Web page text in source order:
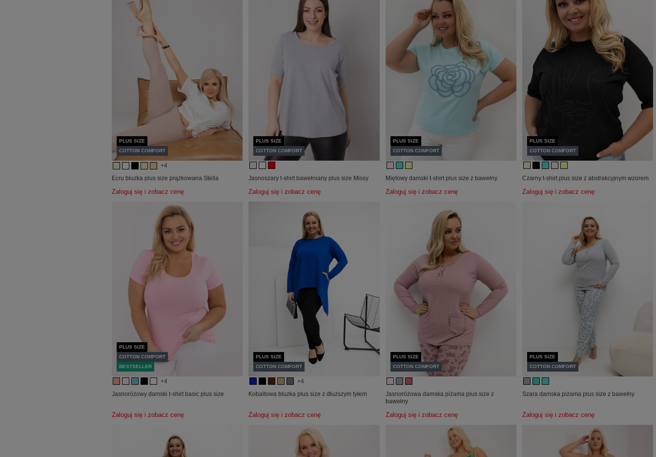
PLUS SIZE
COTTON COMFORT
+4
Ecru bluzka plus size prążkowana Stella
Zaloguj się i zobacz cenę
PLUS SIZE
COTTON COMFORT
Jasnoszary t-shirt bawełniany plus size Missy
Zaloguj się i zobacz cenę
PLUS SIZE
COTTON COMFORT
Miętowy damski t-shirt plus size z bawełny
Zaloguj się i zobacz cenę
PLUS SIZE
COTTON COMFORT
Czarny t-shirt plus size z abstrakcyjnym wzorem
Zaloguj się i zobacz cenę
PLUS SIZE
COTTON COMFORT
BESTSELLER
+4
Jasnoróżowy damski t-shirt basic plus size
Zaloguj się i zobacz cenę
PLUS SIZE
COTTON COMFORT
+4
Kobaltowa bluzka plus size z dłuższym tyłem
Zaloguj się i zobacz cenę
PLUS SIZE
COTTON COMFORT
Jasnoróżowa damska piżama plus size z
bawełny
Zaloguj się i zobacz cenę
PLUS SIZE
COTTON COMFORT
Szara damska piżama plus size z bawełny
Zaloguj się i zobacz cenę